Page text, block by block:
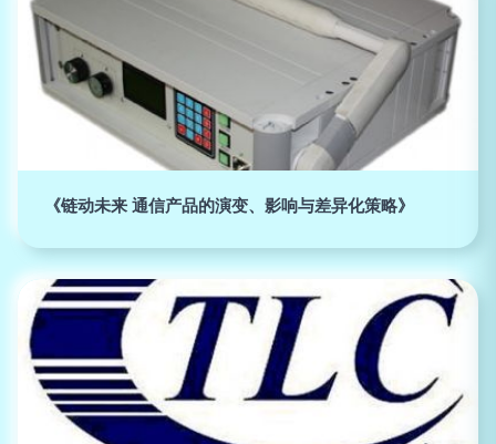
《链动未来 通信产品的演变、影响与差异化策略》